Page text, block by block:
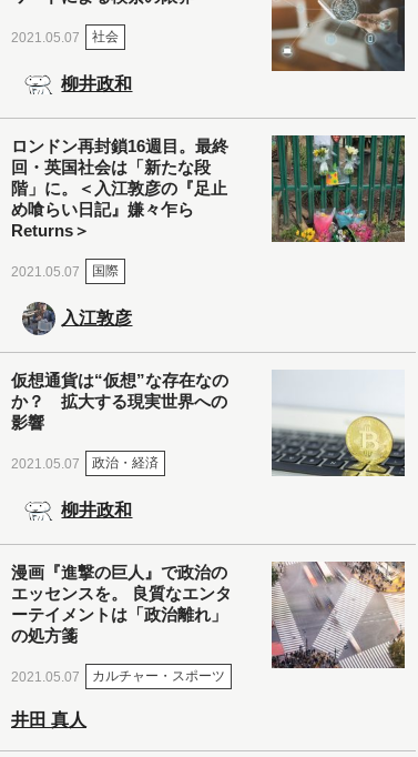
2021.05.07 社会
柳井政和
ロンドン再封鎖16週目。最終
回・英国社会は「新たな段
階」に。＜入江敦彦の『足止
め喰らい日記』嫌々乍ら
Returns＞
2021.05.07 国際
入江敦彦
仮想通貨は“仮想”な存在なの
か？ 拡大する現実世界への
影響
2021.05.07 政治・経済
柳井政和
漫画『進撃の巨人』で政治の
エッセンスを。 良質なエンタ
ーテイメントは「政治離れ」
の処方箋
2021.05.07 カルチャー・スポーツ
井田 真人